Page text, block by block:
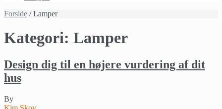
Forside / Lamper
Kategori: Lamper
Design dig til en højere vurdering af dit
hus
By